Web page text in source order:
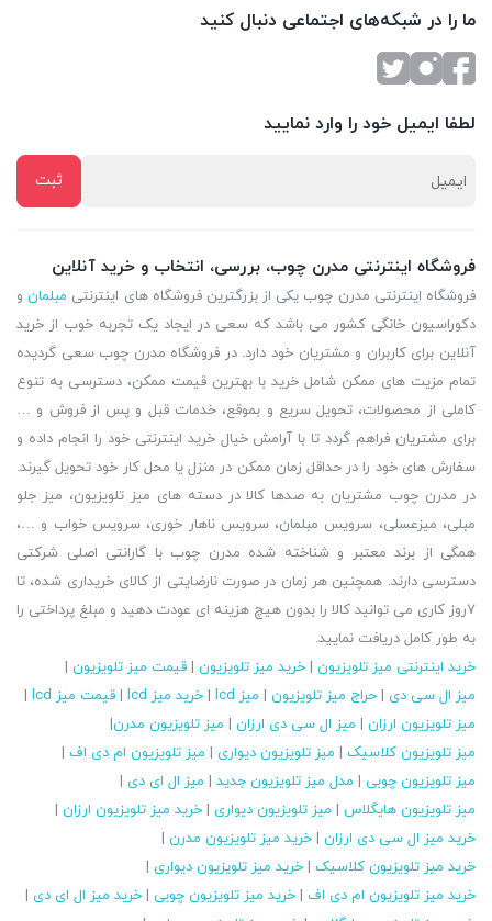
ما را در شبکه‌های اجتماعی دنبال کنید
لطفا ایمیل خود را وارد نمایید
فروشگاه اینترنتی مدرن چوب، بررسی، انتخاب و خرید آنلاین
فروشگاه اینترنتی مدرن چوب یکی از بزرگترین فروشگاه های اینترنتی مبلمانو
دکوراسیون خانگی کشور می باشد که سعی در ایجاد یک تجربه خوب از خرید
آنلاین برای کاربران و مشتریان خود دارد. در فروشگاه مدرن چوب سعی گردیده
تمام مزیت های ممکن شامل خرید با بهترین قیمت ممکن، دسترسی به تنوع
کاملی از محصولات، تحویل سریع و بموقع، خدمات قبل و پس از فروش و …
برای مشتریان فراهم گردد تا با آرامش خیال خرید اینترنتی خود را انجام داده و
سفارش های خود را در حداقل زمان ممکن در منزل یا محل کار خود تحویل گیرند.
در مدرن چوب مشتریان به صدها کالا در دسته های میز تلویزیون، میز جلو
مبلی، میزعسلی، سرویس مبلمان، سرویس ناهار خوری، سرویس خواب و …،
همگی از برند معتبر و شناخته شده مدرن چوب با گارانتی اصلی شرکتی
دسترسی دارند. همچنین هر زمان در صورت نارضایتی از کالای خریداری شده، تا
7روز کاری می توانید کالا را بدون هیچ هزینه ای عودت دهید و مبلغ پرداختی را
به طور کامل دریافت نمایید.
خرید اینترنتی میز تلویزیون | خرید میز تلویزیون | قیمت میز تلویزیون |
میز ال سی دی | حراج میز تلویزیون | میز lcd | خرید میز lcd | قیمت میز lcd
|
میز تلویزیون ارزان | میز ال سی دی ارزان | میز تلویزیون مدرن|
میز تلویزیون کلاسیک | میز تلویزیون دیواری | میز تلویزیون ام دی اف |
میز تلویزیون چوبی | مدل میز تلویزیون جدید | میز ال ای دی |
میز تلویزیون هایگلاس | میز تلویزیون دیواری | خرید میز تلویزیون ارزان |
خرید میز ال سی دی ارزان | خرید میز تلویزیون مدرن |
خرید میز تلویزیون کلاسیک | خرید میز تلویزیون دیواری |
خرید میز تلویزیون ام دی اف | خرید میز تلویزیون چوبی | خرید میز ال ای دی |